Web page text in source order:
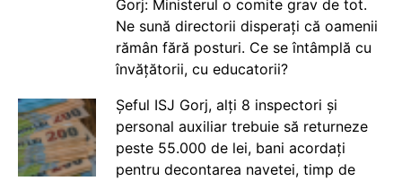
Gorj: Ministerul o comite grav de tot.
Ne sună directorii disperați că oamenii
rămân fără posturi. Ce se întâmplă cu
învățătorii, cu educatorii?
Șeful ISJ Gorj, alți 8 inspectori și
personal auxiliar trebuie să returneze
peste 55.000 de lei, bani acordați
pentru decontarea navetei, timp de